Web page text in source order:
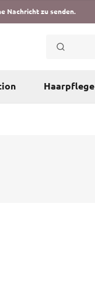
Nachricht zu senden.
Haarpflege